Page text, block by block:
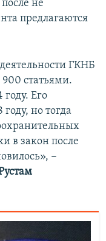
не
предлагаются
ГКНБ
статьями.
Его
но тогда
в закон после
−